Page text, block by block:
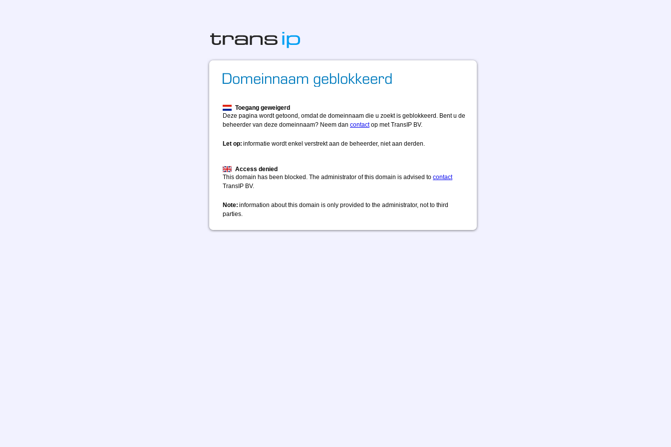
Toegang geweigerd
Deze pagina wordt getoond, omdat de domeinnaam die u zoekt is geblokkeerd. Bent u de
beheerder van deze domeinnaam? Neem dan contactop met TransIP BV.
Let op: informatie wordt enkel verstrekt aan de beheerder, niet aan derden.
Access denied
This domain has been blocked. The administrator of this domain is advised to contact
TransIP BV.
Note: information about this domain is only provided to the administrator, not to third
parties.